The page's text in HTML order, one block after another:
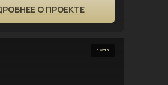
О ПРОЕКТЕ
5 Фото